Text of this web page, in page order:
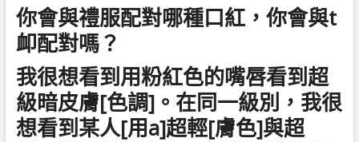
你會與禮服配對哪種口紅，你會與t
卹配對嗎？
我很想看到用粉紅色的嘴唇看到超
級暗皮膚[色調]。在同一級別，我很
想看到某人[用a]超輕[膚色]與超